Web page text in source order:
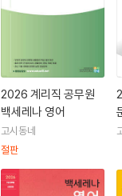
2026 계리직 공무원
백세레나 영어
고시동네
절판